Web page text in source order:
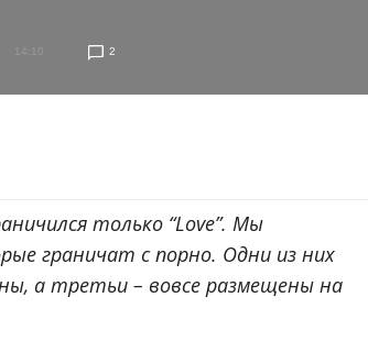
2
только “Love”. Мы
граничат с порно. Одни из них
а третьи – вовсе размещены на